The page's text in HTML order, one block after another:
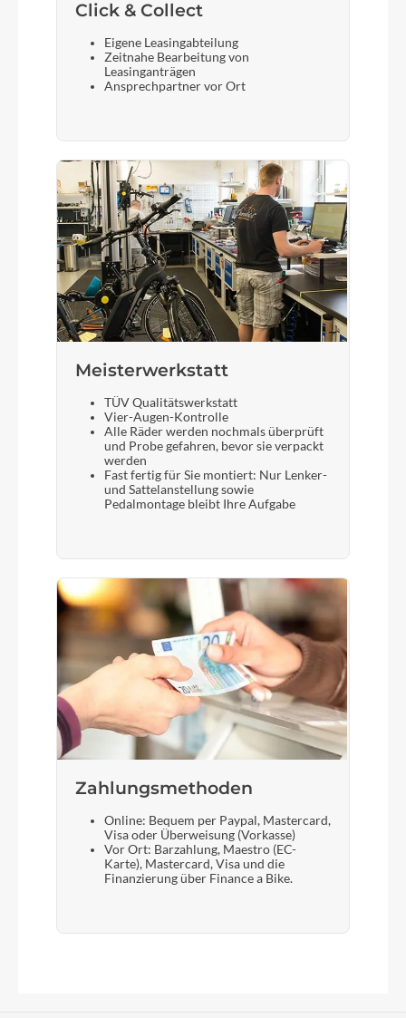
Click & Collect
Eigene Leasingabteilung
Zeitnahe Bearbeitung von
Leasinganträgen
Ansprechpartner vor Ort
Meisterwerkstatt
TÜV Qualitätswerkstatt
Vier-Augen-Kontrolle
Alle Räder werden nochmals überprüft
und Probe gefahren, bevor sie verpackt
werden
Fast fertig für Sie montiert: Nur Lenker-
und Sattelanstellung sowie
Pedalmontage bleibt Ihre Aufgabe
Zahlungsmethoden
Online: Bequem per Paypal, Mastercard,
Visa oder Überweisung (Vorkasse)
Vor Ort: Barzahlung, Maestro (EC-
Karte), Mastercard, Visa und die
Finanzierung über Finance a Bike.